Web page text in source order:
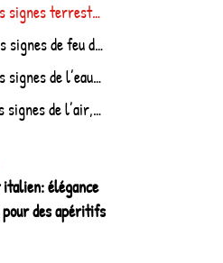
Zodiaque du vin avec des signes terrestres du Taureau, de la Vierge et du Capricorne
Zodiaque du vin avec des signes de feu du Lion, du Bélier et du Sagittaire
Zodiaque du vin pour les signes de l’eau, y compris le cancer, le scorpion et les poissons.
Zodiaque du vin pour les signes de l’air, y compris la Balance, les Gémeaux et le Verseau.
élégance
des apéritifs